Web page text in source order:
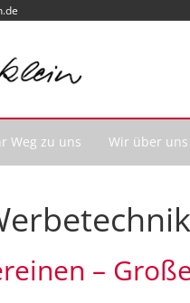
Weg zu uns Wir über uns
–